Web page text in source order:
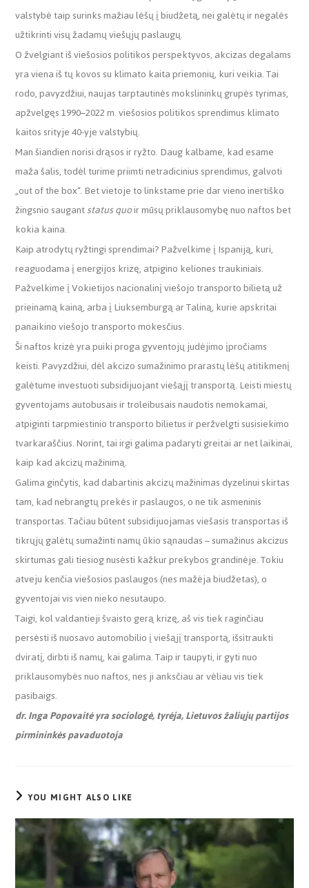
valstybė taip surinks mažiau lėšų į biudžetą, nei galėtų ir negalės
užtikrinti visų žadamų viešųjų paslaugų.
O žvelgiant iš viešosios politikos perspektyvos, akcizas degalams
yra viena iš tų kovos su klimato kaita priemonių, kuri veikia. Tai
rodo, pavyzdžiui, naujas tarptautinės mokslininkų grupės tyrimas,
apžvelgęs 1990–2022 m. viešosios politikos sprendimus klimato
kaitos srityje 40-yje valstybių.
Man šiandien norisi drąsos ir ryžto. Daug kalbame, kad esame
maža šalis, todėl turime priimti netradicinius sprendimus, galvoti
„out of the box“. Bet vietoje to linkstame prie dar vieno inertiško
žingsnio saugantstatus quoir mūsų priklausomybę nuo naftos bet
kokia kaina.
Kaip atrodytų ryžtingi sprendimai? Pažvelkime į Ispaniją, kuri,
reaguodama į energijos krizę, atpigino keliones traukiniais.
Pažvelkime į Vokietijos nacionalinį viešojo transporto bilietą už
prieinamą kainą, arba į Liuksemburgą ar Taliną, kurie apskritai
panaikino viešojo transporto mokesčius.
Ši naftos krizė yra puiki proga gyventojų judėjimo įpročiams
keisti. Pavyzdžiui, dėl akcizo sumažinimo prarastų lėšų atitikmenį
galėtume investuoti subsidijuojant viešąjį transportą. Leisti miestų
gyventojams autobusais ir troleibusais naudotis nemokamai,
atpiginti tarpmiestinio transporto bilietus ir peržvelgti susisiekimo
tvarkaraščius. Norint, tai irgi galima padaryti greitai ar net laikinai,
kaip kad akcizų mažinimą.
Galima ginčytis, kad dabartinis akcizų mažinimas dyzelinui skirtas
tam, kad nebrangtų prekės ir paslaugos, o ne tik asmeninis
transportas. Tačiau būtent subsidijuojamas viešasis transportas iš
tikrųjų galėtų sumažinti namų ūkio sąnaudas – sumažinus akcizus
skirtumas gali tiesiog nusėsti kažkur prekybos grandinėje. Tokiu
atveju kenčia viešosios paslaugos (nes mažėja biudžetas), o
gyventojai vis vien nieko nesutaupo.
Taigi, kol valdantieji švaisto gerą krizę, aš vis tiek raginčiau
persėsti iš nuosavo automobilio į viešąjį transportą, išsitraukti
dviratį, dirbti iš namų, kai galima. Taip ir taupyti, ir gyti nuo
priklausomybės nuo naftos, nes ji anksčiau ar vėliau vis tiek
pasibaigs.
dr. Inga Popovaitė yra sociologė, tyrėja, Lietuvos žaliųjų partijos
pirmininkės pavaduotoja
YOU MIGHT ALSO LIKE